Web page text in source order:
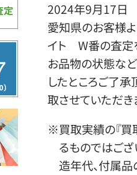
2024年9月17日
愛知県のお客様
イト W番の査定
お品物の状態など
したところご了
取させていただき
※買取実績の『買
るものではござ
造年代、付属品